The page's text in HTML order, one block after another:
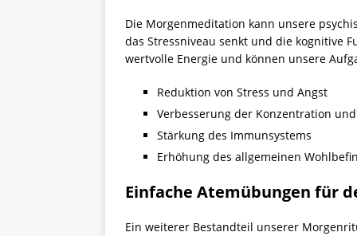
Die Morgenmeditation kann unsere
das Stressniveau senkt und die kognitive
wertvolle Energie und können unsere
Reduktion von Stress und Angst
Verbesserung der Konzentration
Stärkung des Immunsystems
Erhöhung des allgemeinen
Einfache Atemübungen für
Ein weiterer Bestandteil unserer